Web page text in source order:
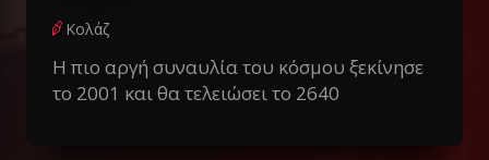
Κολάζ
Η πιο αργή συναυλία του κόσμου ξεκίνησε
το 2001 και θα τελειώσει το 2640